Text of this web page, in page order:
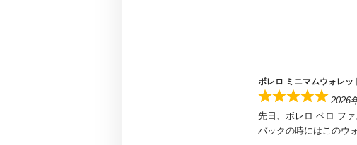
ボレロ ミニマムウォレッ
2026
先日、ボレロ ベロ フ
バックの時にはこのウ